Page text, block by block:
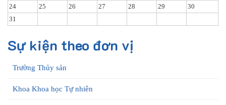
24
25 26 27 28 29
30
31
Sự kiện theo đơn vị
Trường Thủy sản
Khoa Khoa học Tự nhiên